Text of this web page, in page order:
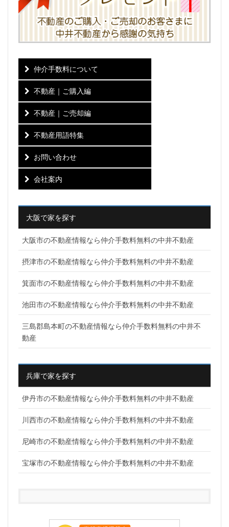
仲介手数料について
不動産｜ご購入編
不動産｜ご売却編
不動産用語特集
お問い合わせ
会社案内
大阪で家を探す
大阪市の不動産情報なら仲介手数料無料の中井不動産
摂津市の不動産情報なら仲介手数料無料の中井不動産
箕面市の不動産情報なら仲介手数料無料の中井不動産
池田市の不動産情報なら仲介手数料無料の中井不動産
三島郡島本町の不動産情報なら仲介手数料無料の中井不
動産
兵庫で家を探す
伊丹市の不動産情報なら仲介手数料無料の中井不動産
川西市の不動産情報なら仲介手数料無料の中井不動産
尼崎市の不動産情報なら仲介手数料無料の中井不動産
宝塚市の不動産情報なら仲介手数料無料の中井不動産